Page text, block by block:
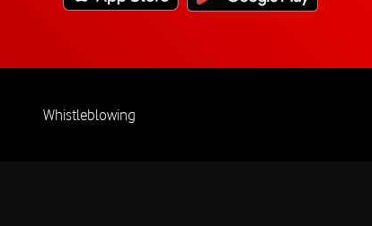
Whistleblowing